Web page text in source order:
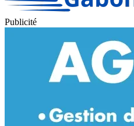
Publicité